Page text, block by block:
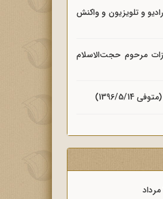
و تلویزیون و واکنش
مرحوم حجت‌الاسلام
5/14)